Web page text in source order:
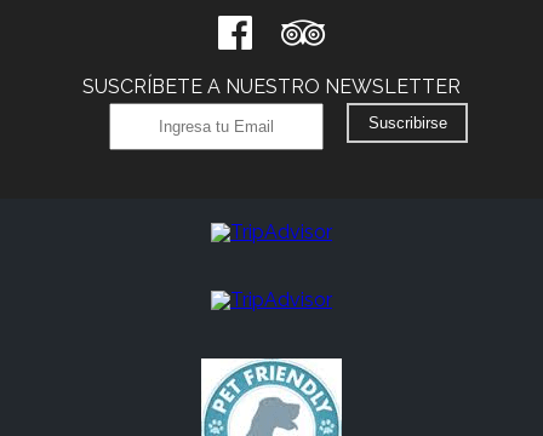
SUSCRÍBETE A NUESTRO NEWSLETTER
Suscribirse